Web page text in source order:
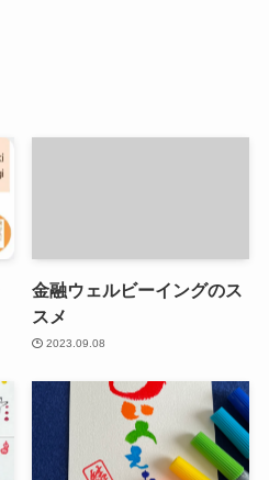
金融ウェルビーイングのス
スメ
2023.09.08